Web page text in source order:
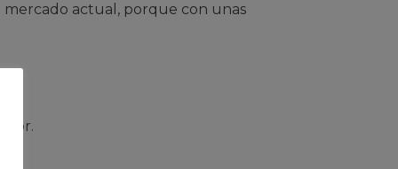
mercado actual, porque con unas